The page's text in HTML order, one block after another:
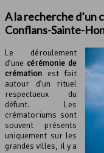
A la recherche d’un
Conflans-Sainte-
Le déroulement
d’une cérémonie de
crémation est fait
autour d’un rituel
respectueux du
défunt. Les
crématoriums sont
souvent présents
uniquement sur les
grandes villes, il y a